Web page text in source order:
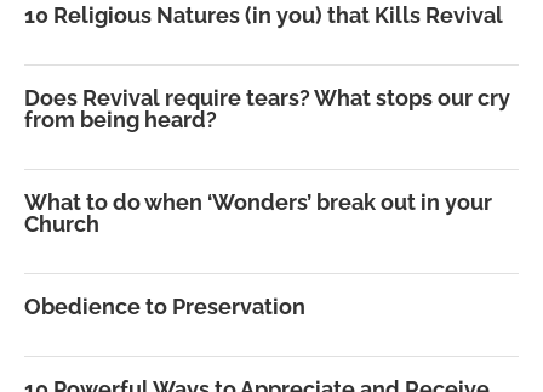
10 Religious Natures (in you) that Kills Revival
Does Revival require tears? What stops our cry
from being heard?
What to do when ‘Wonders’ break out in your
Church
Obedience to Preservation